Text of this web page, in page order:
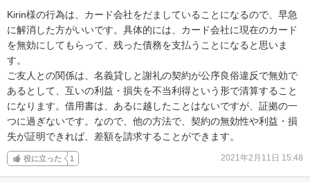
Kirin様の行為は、カード会社をだましていることになるので、早急
に解消した方がいいです。具体的には、カード会社に現在のカード
を無効にしてもらって、残った債務を支払うことになると思いま
す。
ご友人との関係は、名義貸しと謝礼の契約が公序良俗違反で無効で
あるとして、互いの利益・損失を不当利得という形で清算すること
になります。借用書は、あるに越したことはないですが、証拠の一
つに過ぎないです。なので、他の方法で、契約の無効性や利益・損
失が証明できれば、差額を請求することができます。
役に立った 1 2021年2月11日 15:48